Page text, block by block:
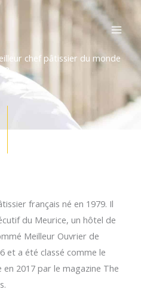
chef pâtissier du monde
?
français né en 1979. Il
du Meurice, un hôtel de
Meilleur Ouvrier de
et a été classé comme le
2017 par le magazine The